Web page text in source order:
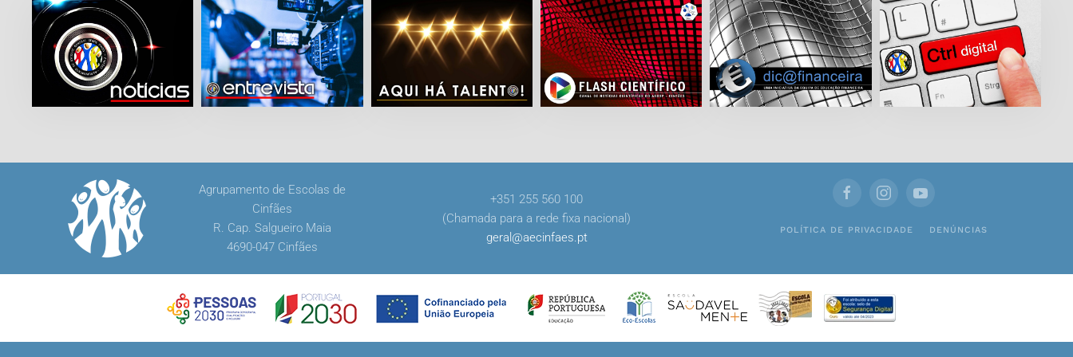
Agrupamento de Escolas de
Cinfães
R. Cap. Salgueiro Maia
4690-047 Cinfães
+351 255 560 100
(Chamada para a rede fixa nacional)
geral @aecinfaes.pt
POLÍTICA DE PRIVACIDADE DENÚNCIAS